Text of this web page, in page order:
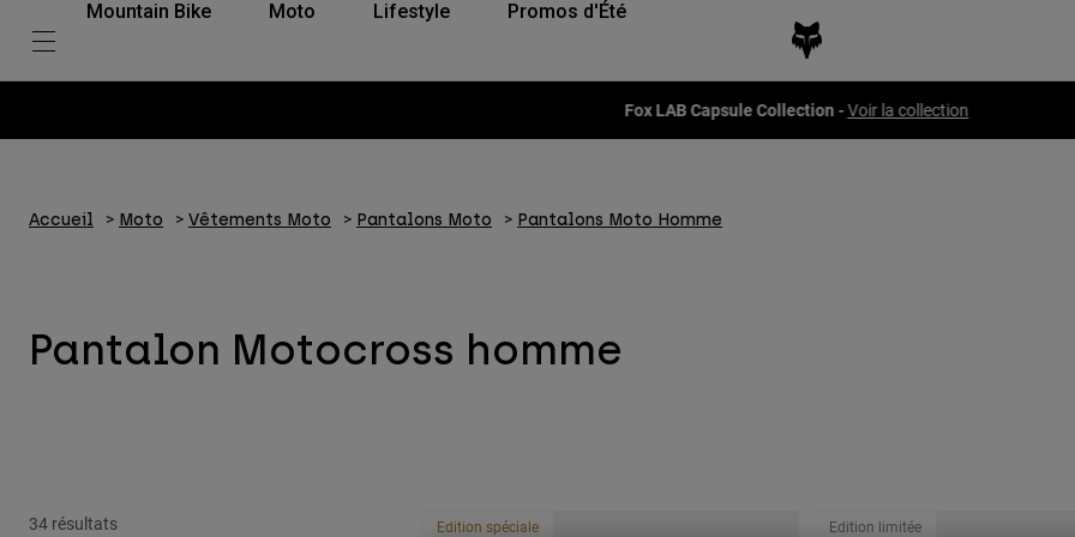
Mountain Bike Moto Lifestyle Promos d'Été
Fox LAB Capsule Collection -Voir la collection
Accueil Moto Vêtements Moto Pantalons Moto Pantalons Moto Homme
Pantalon Motocross homme
34 résultats Edition spéciale Edition limitée